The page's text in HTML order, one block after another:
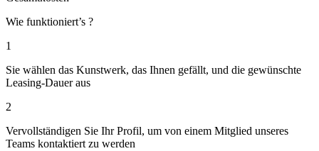
Wie funktioniert’s ?
1
Sie wählen das Kunstwerk, das Ihnen gefällt, und die gewünschte
Leasing-Dauer aus
2
Vervollständigen Sie Ihr Profil, um von einem Mitglied unseres
Teams kontaktiert zu werden